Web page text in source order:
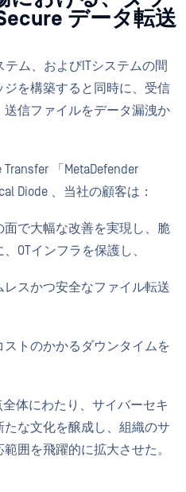
データ転送
テム、およびITシステムの間
を構築すると同時に、受信
信ファイルをデータ漏洩か
Transfer 「MetaDefender
Diode 、当社の顧客は：
で大幅な改善を実現し、脆
OTインフラを保護し、
スかつ安全なファイル転送
トのかかるダウンタイムを
体にわたり、サイバーセキ
な文化を醸成し、組織のサ
囲を飛躍的に拡大させた。